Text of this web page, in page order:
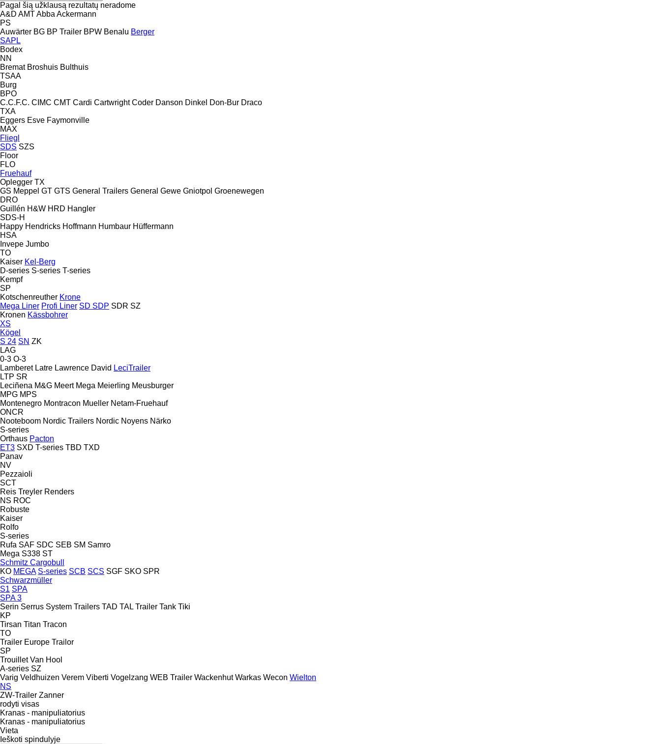
Pagal šią užklausą rezultatų neradome
A&D AMTAbba Ackermann
PS
Auwärter BG BP Trailer BPW Benalu Berger
SAPL
Bodex
NN
Bremat Broshuis Bulthuis
TSAA
Burg
BPO
C.C.F.C. CIMC CMT Cardi Cartwright Coder Danson Dinkel Don-Bur Draco
TXA
Eggers Esve Faymonville
MAX
Fliegl
SDS SZS
Floor
FLO
Fruehauf
Oplegger TX
GS Meppel GT GTS General Trailers General Gewe Gniotpol Groenewegen
DRO
Guillén H&W HRD Hangler
SDS-H
Happy Hendricks Hoffmann Humbaur Hüffermann
HSA
Invepe Jumbo
TO
Kaiser Kel-Berg
D-series S-series T-series
Kempf
SP
Kotschenreuther Krone
Mega Liner Profi Liner SD SDP SDR SZ
Kronen Kässbohrer
XS
Kögel
S 24 SN ZK
LAG
0-3 O-3
Lamberet Latre Lawrence David LeciTrailer
LTP SR
Leciñena M&G Meert Mega Meierling Meusburger
MPG MPS
Montenegro Montracon Mueller Netam-Fruehauf
ONCR
Nooteboom Nordic Trailers Nordic Noyens Närko
S-series
Orthaus Pacton
ET3 SXD T-series TBD TXD
Panav
NV
Pezzaioli
SCT
Reis Treyler Renders
NS ROC
Robuste
Kaiser
Rolfo
S-series
Rufa SAF SDC SEB SM Samro
Mega S338 ST
Schmitz Cargobull
KO MEGA S-series SCB SCS SGF SKO SPR
Schwarzmüller
S1 SPA
SPA 3
Serin Serrus System Trailers TAD TAL Trailer Tank Tiki
KP
Tirsan Titan Tracon
TO
Trailer Europe Trailor
SP
Trouillet Van Hool
A-series SZ
Varig Veldhuizen Verem Viberti Vogelzang WEB Trailer Wackenhut Warkas Wecon Wielton
NS
ZW-Trailer Zanner
rodyti visas
Kranas - manipuliatorius
Kranas - manipuliatorius
Vieta
Ieškoti spindulyje